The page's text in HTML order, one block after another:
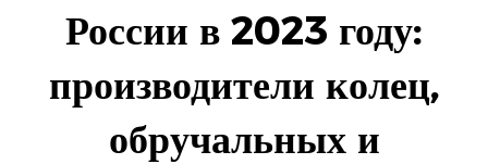
России в 2023 году:
производители колец,
обручальных и